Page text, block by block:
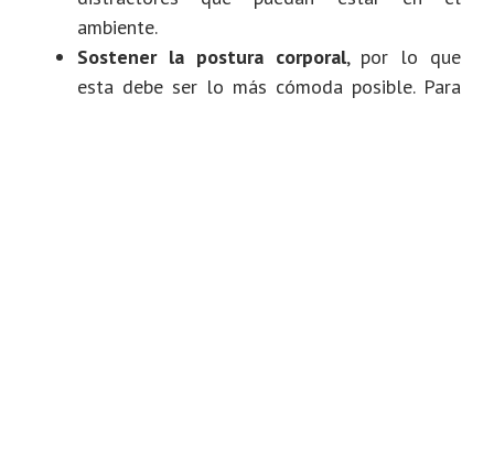
ambiente.
Sostener la postura corporal, por lo que
esta debe ser lo más cómoda posible. Para